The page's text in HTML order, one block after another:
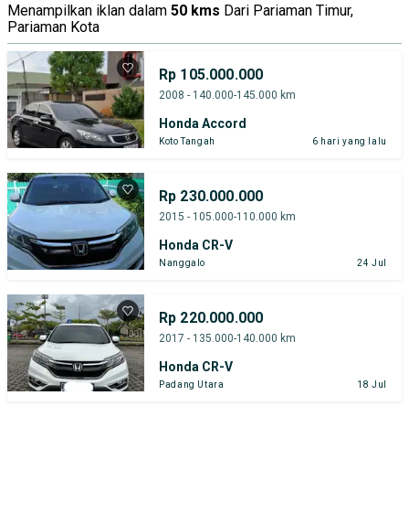
Menampilkan iklan dalam 50 kms Dari Pariaman Timur,
Pariaman Kota
Rp 105.000.000
2008 - 140.000-145.000 km
Honda Accord
Koto Tangah 6 hari yang lalu
Rp 230.000.000
2015 - 105.000-110.000 km
Honda CR-V
Nanggalo 24 Jul
Rp 220.000.000
2017 - 135.000-140.000 km
Honda CR-V
Padang Utara 18 Jul